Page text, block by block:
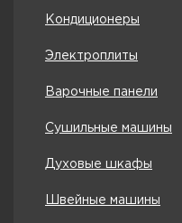
Кондиционеры
Электроплиты
Варочные панели
Сушильные машины
Духовые шкафы
Швейные машины